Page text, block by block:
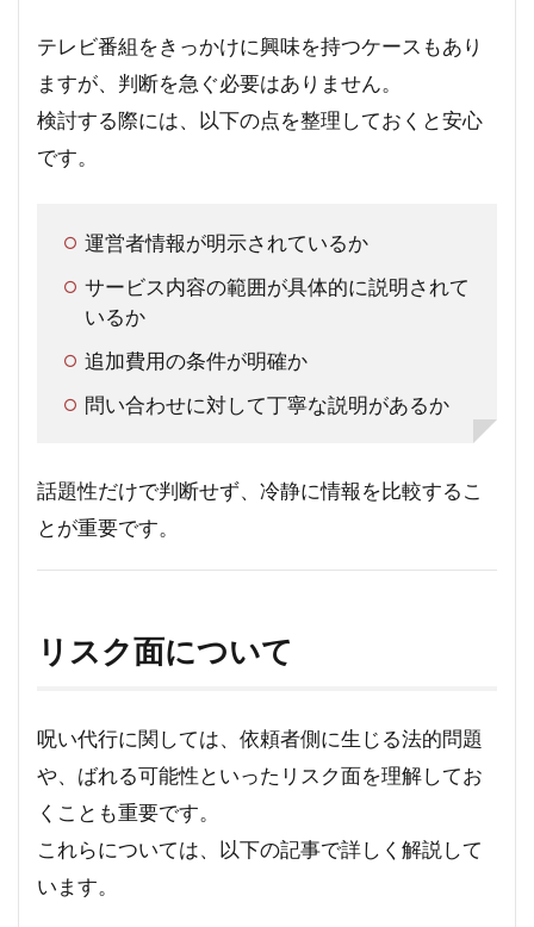
テレビ番組をきっかけに興味を持つケースもあり
ますが、判断を急ぐ必要はありません。
検討する際には、以下の点を整理しておくと安心
です。
運営者情報が明示されているか
サービス内容の範囲が具体的に説明されて
いるか
追加費用の条件が明確か
問い合わせに対して丁寧な説明があるか
話題性だけで判断せず、冷静に情報を比較するこ
とが重要です。
リスク面について
呪い代行に関しては、依頼者側に生じる法的問題
や、ばれる可能性といったリスク面を理解してお
くことも重要です。
これらについては、以下の記事で詳しく解説して
います。